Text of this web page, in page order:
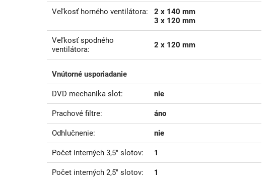
Veľkosť horného ventilátora
2 x 140 mm
3 x 120 mm
Veľkosť spodného
ventilátora
2 x 120 mm
Vnútorné usporiadanie
DVD mechanika slot nie
Prachové filtre áno
Odhlučnenie nie
Počet interných 3,5" slotov 1
Počet interných 2,5" slotov 1